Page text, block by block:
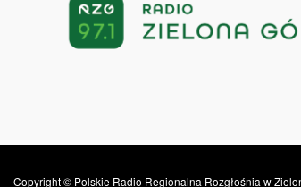
Copyright © Polskie Radio Regionalna Rozgłośnia w